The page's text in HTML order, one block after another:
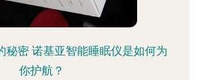
秘密 诺基亚智能睡眠仪是如何为
你护航？